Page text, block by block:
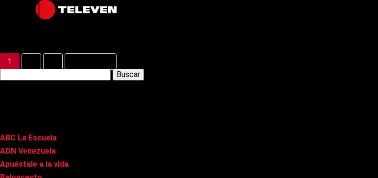
Latest Posts
1
ABC La Escuela
ADN Venezuela
Apuéstale a la vida